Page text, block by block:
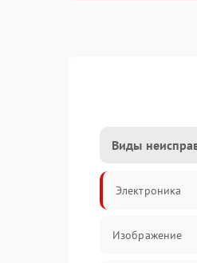
Виды
Электроника
Изображение